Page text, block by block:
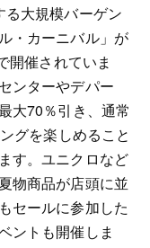
大規模バーゲン
・カーニバル」が
開催されていま
ンターやデパー
大70％引き、通常
グを楽しめること
す。ユニクロなど
物商品が店頭に並
セールに参加した
ントも開催しま